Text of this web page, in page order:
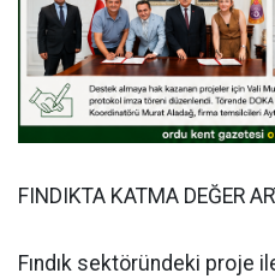
FINDIKTA KATMA DEĞER
Fındık sektöründeki proje